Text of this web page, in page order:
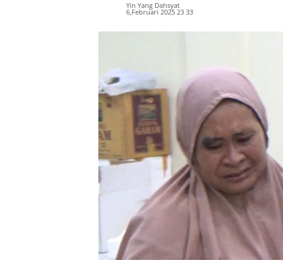
Yin Yang Dahsyat
6,Februari 2025 23 33